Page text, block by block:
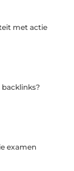
met actie
examen